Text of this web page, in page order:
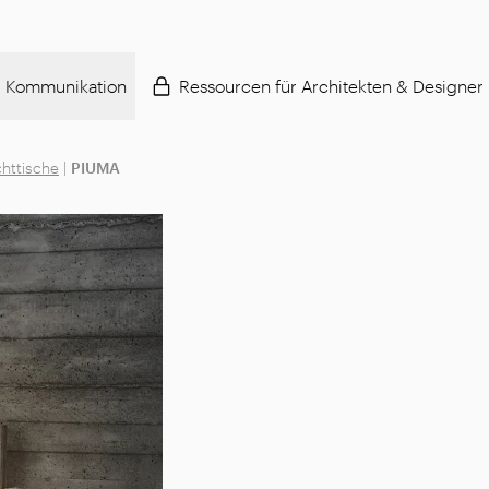
Kommunikation Ressourcen für Architekten & Designer
| PIUMA